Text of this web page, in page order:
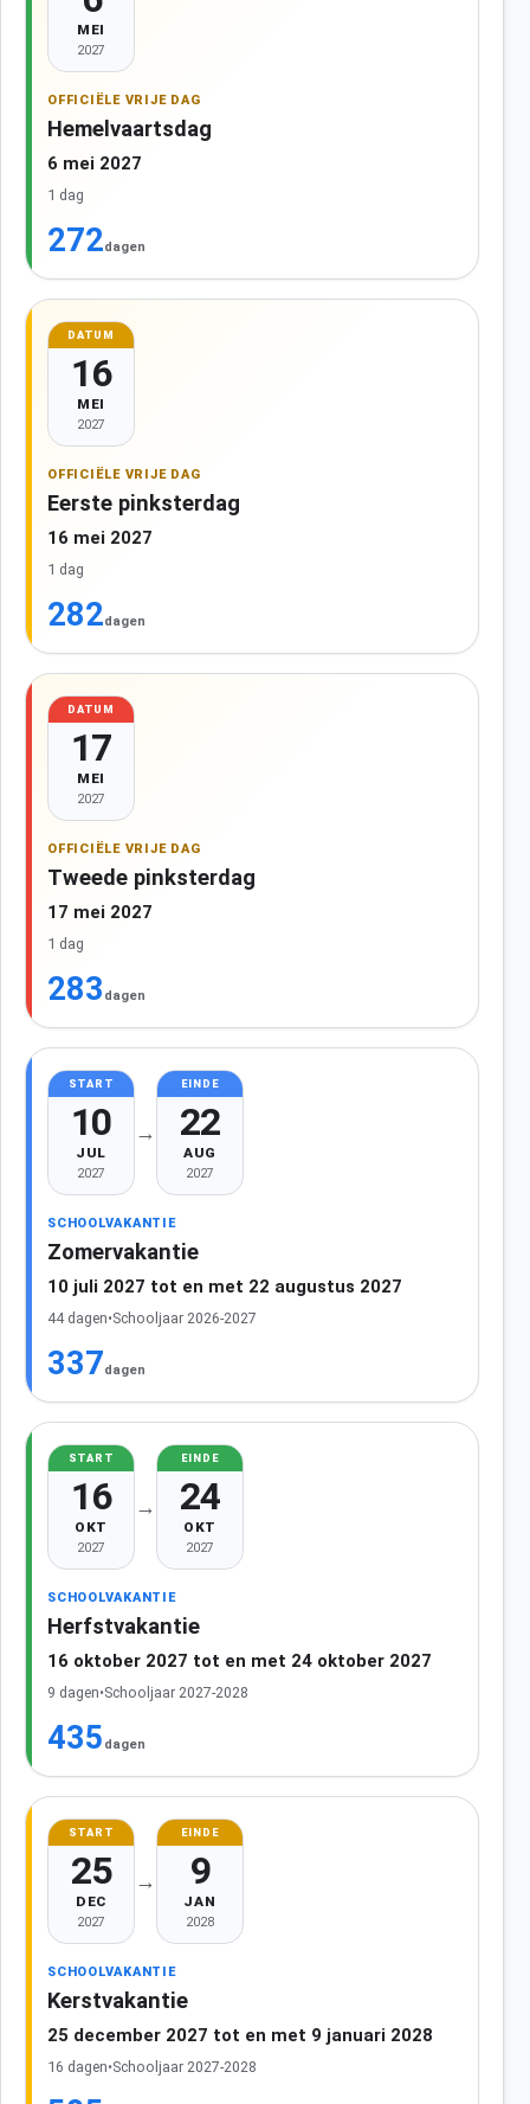
MEI
2027
OFFICIËLE VRIJE DAG
Hemelvaartsdag
6 mei 2027
1 dag
272dagen
DATUM
16
MEI
2027
OFFICIËLE VRIJE DAG
Eerste pinksterdag
16 mei 2027
1 dag
282dagen
DATUM
17
MEI
2027
OFFICIËLE VRIJE DAG
Tweede pinksterdag
17 mei 2027
1 dag
283 dagen
START
10
JUL
2027
→
EINDE
22
AUG
2027
SCHOOLVAKANTIE
Zomervakantie
10 juli 2027 tot en met 22 augustus 2027
44 dagen•Schooljaar 2026-2027
337dagen
START
16
OKT
2027
→
EINDE
24
OKT
2027
SCHOOLVAKANTIE
Herfstvakantie
16 oktober 2027 tot en met 24 oktober 2027
9 dagen•Schooljaar 2027-2028
435 dagen
START
25
DEC
2027
→
EINDE
9
JAN
2028
SCHOOLVAKANTIE
Kerstvakantie
25 december 2027 tot en met 9 januari 2028
16 dagen•Schooljaar 2027-2028